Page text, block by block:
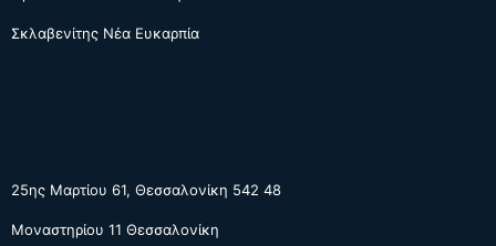
Σκλαβενίτης Νέα Ευκαρπία
25ης Μαρτίου 61, Θεσσαλονίκη 542 48
Μοναστηρίου 11 Θεσσαλονίκη